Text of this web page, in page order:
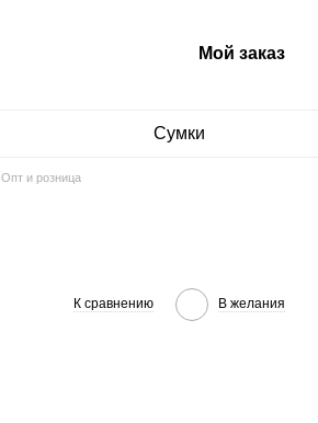
Мой заказ
Сумки
Опт и розница
К сравнению В желания